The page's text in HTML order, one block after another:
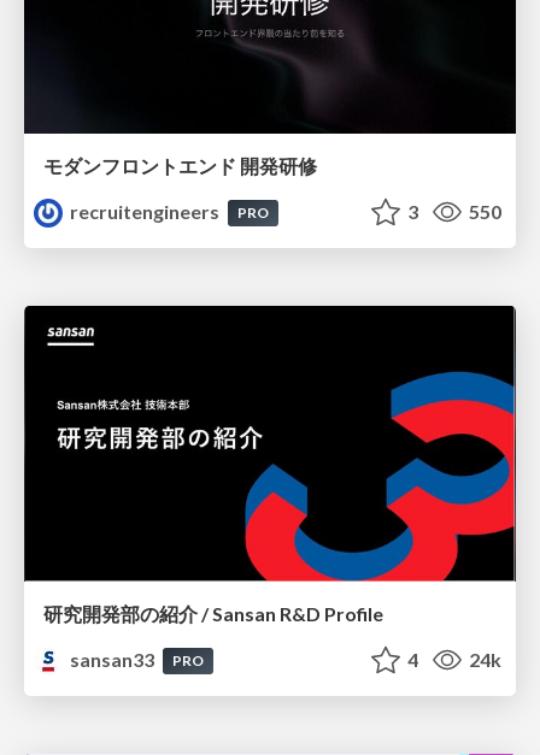
モダンフロントエンド 開発研修
recruitengineers
PRO 3 550
研究開発部の紹介 / Sansan R&D Profile
sansan33
PRO 4 24k